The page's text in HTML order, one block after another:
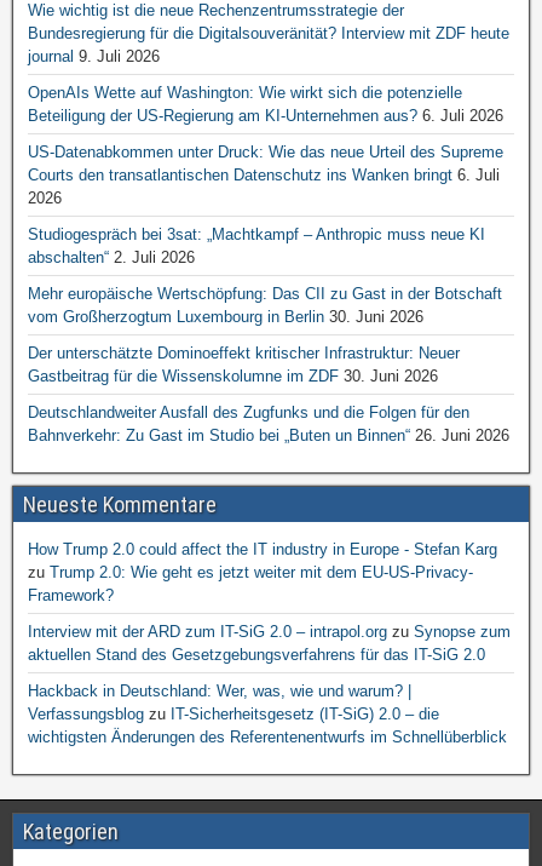
Wie wichtig ist die neue Rechenzentrumsstrategie der
Bundesregierung für die Digitalsouveränität? Interview mit ZDF heute
journal 9. Juli 2026
OpenAIs Wette auf Washington: Wie wirkt sich die potenzielle
Beteiligung der US-Regierung am KI-Unternehmen aus? 6. Juli 2026
US-Datenabkommen unter Druck: Wie das neue Urteil des Supreme
Courts den transatlantischen Datenschutz ins Wanken bringt 6. Juli
2026
Studiogespräch bei 3sat: „Machtkampf – Anthropic muss neue KI
abschalten“ 2. Juli 2026
Mehr europäische Wertschöpfung: Das CII zu Gast in der Botschaft
vom Großherzogtum Luxembourg in Berlin 30. Juni 2026
Der unterschätzte Dominoeffekt kritischer Infrastruktur: Neuer
Gastbeitrag für die Wissenskolumne im ZDF 30. Juni 2026
Deutschlandweiter Ausfall des Zugfunks und die Folgen für den
Bahnverkehr: Zu Gast im Studio bei „Buten un Binnen“ 26. Juni 2026
Neueste Kommentare
How Trump 2.0 could affect the IT industry in Europe - Stefan Karg
zu Trump 2.0: Wie geht es jetzt weiter mit dem EU-US-Privacy-
Framework?
Interview mit der ARD zum IT-SiG 2.0 – intrapol.org zu Synopse zum
aktuellen Stand des Gesetzgebungsverfahrens für das IT-SiG 2.0
Hackback in Deutschland: Wer, was, wie und warum? |
Verfassungsblog zu IT-Sicherheitsgesetz (IT-SiG) 2.0 – die
wichtigsten Änderungen des Referentenentwurfs im Schnellüberblick
Kategorien